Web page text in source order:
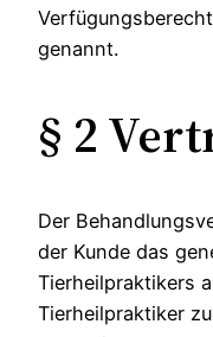
genannt.
§ 2
Der
der Kunde das
Tierheilpraktikers
Tierheilpraktiker